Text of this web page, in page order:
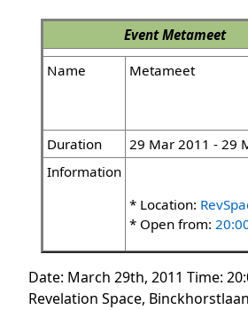
EventMetameet
Name
Metameet
Duration
29 Mar 2011 - 29
Information
* Location:
* Open from:
Date: March 29th, 2011 Time:
Revelation Space,